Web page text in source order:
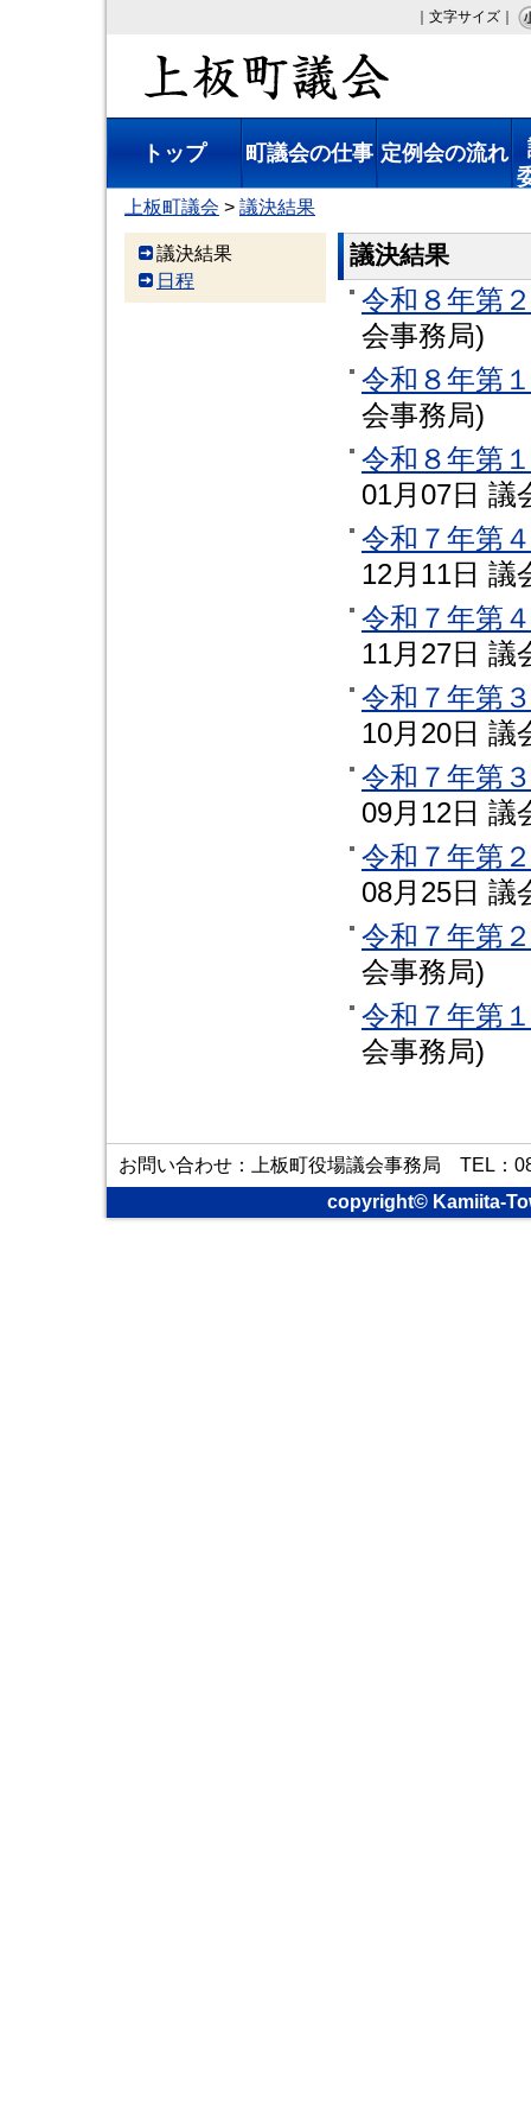
｜文字サイズ｜
トップ 町議会の仕事 定例会の流れ
上板町議会 > 議決結果
議決結果
令和８年第
会事務局)
令和８年第
会事務局)
令和８年第
01月07日 議
令和７年第
12月11日 議
令和７年第
11月27日 議
令和７年第
10月20日 議
令和７年第
09月12日 議
令和７年第
08月25日 議
令和７年第
会事務局)
令和７年第
会事務局)
議決結果
日程
お問い合わせ：上板町役場議会事務局 TEL：
copyright© Kamiita-